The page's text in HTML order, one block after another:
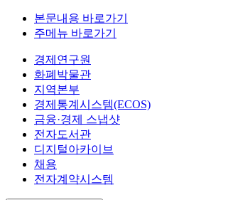
본문내용 바로가기
주메뉴 바로가기
경제연구원
화폐박물관
지역본부
경제통계시스템(ECOS)
금융·경제 스냅샷
전자도서관
디지털아카이브
채용
전자계약시스템